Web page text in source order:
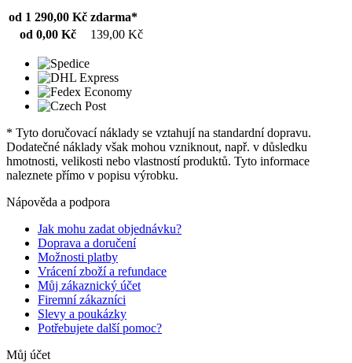
od 1 290,00 Kč zdarma*
od 0,00 Kč
139,00 Kč
* Tyto doručovací náklady se vztahují na standardní dopravu.
Dodatečné náklady však mohou vzniknout, např. v důsledku
hmotnosti, velikosti nebo vlastností produktů. Tyto informace
naleznete přímo v popisu výrobku.
Nápověda a podpora
Jak mohu zadat objednávku?
Doprava a doručení
Možnosti platby
Vrácení zboží a refundace
Můj zákaznický účet
Firemní zákazníci
Slevy a poukázky
Potřebujete další pomoc?
Můj účet